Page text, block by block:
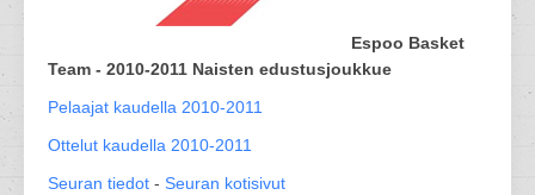
Espoo Basket
Team - 2010-2011 Naisten edustusjoukkue
Pelaajat kaudella 2010-2011
Ottelut kaudella 2010-2011
Seuran tiedot - Seuran kotisivut